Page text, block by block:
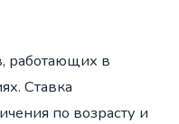
работающих в
Ставка
по возрасту и